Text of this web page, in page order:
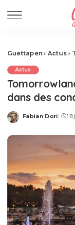
Guettapen › Actus ›
Actus
dans des
Posted
Fabian Dori 18